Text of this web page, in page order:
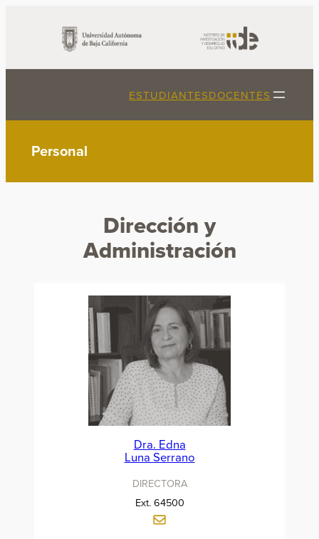
ESTUDIANTESDOCENTES
Personal
Dirección y
Administración
Dra. Edna
Luna Serrano
DIRECTORA
Ext. 64500